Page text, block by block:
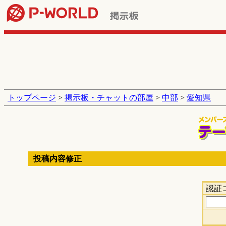
トップページ > 掲示板・チャットの部屋 > 中部 > 愛知県
投稿内容修正
認証